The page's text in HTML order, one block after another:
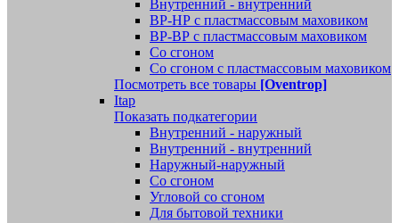
Внутренний - внутренний
ВР-НР с пластмассовым маховиком
ВР-ВР с пластмассовым маховиком
Со сгоном
Со сгоном с пластмассовым маховиком
Посмотреть все товары [Oventrop]
Itap
Показать подкатегории
Внутренний - наружный
Внутренний - внутренний
Наружный-наружный
Со сгоном
Угловой со сгоном
Для бытовой техники